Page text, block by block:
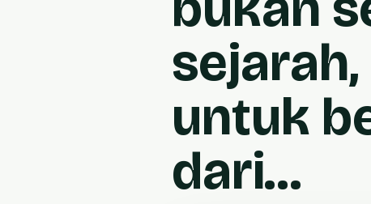
untuk
dari…